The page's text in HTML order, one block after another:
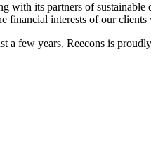
with its partners of
interests of our
few years, Reecons is